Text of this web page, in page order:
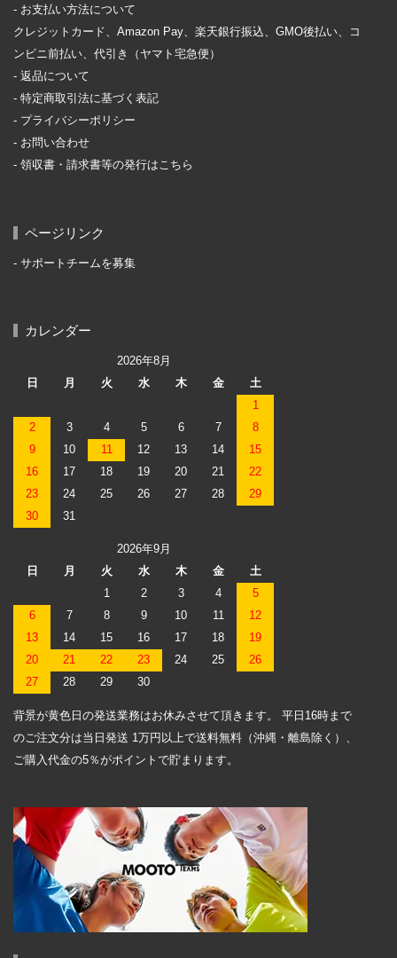
お支払い方法について
クレジットカード、Amazon Pay、楽天銀行振込、GMO後払い、コ
ンビニ前払い、代引き（ヤマト宅急便）
返品について
特定商取引法に基づく表記
プライバシーポリシー
お問い合わせ
領収書・請求書等の発行はこちら
ページリンク
サポートチームを募集
カレンダー
2026年8月
日
月 火 水 木 金
土
1
2
3 4 5 6 7
8
9
10 11 12 13 14
15
16
17 18 19 20 21
22
23
24 25 26 27 28
29
30
31
2026年9月
日
月 火 水 木 金
土
1
2 3 4
5
6
7 8 9 10 11
12
13
14 15 16 17 18
19
20
21 22 23 24 25
26
27
28 29 30
背景が黄色日の発送業務はお休みさせて頂きます。 平日16時まで
のご注文分は当日発送 1万円以上で送料無料（沖縄・離島除く）、
ご購入代金の5％がポイントで貯まります。